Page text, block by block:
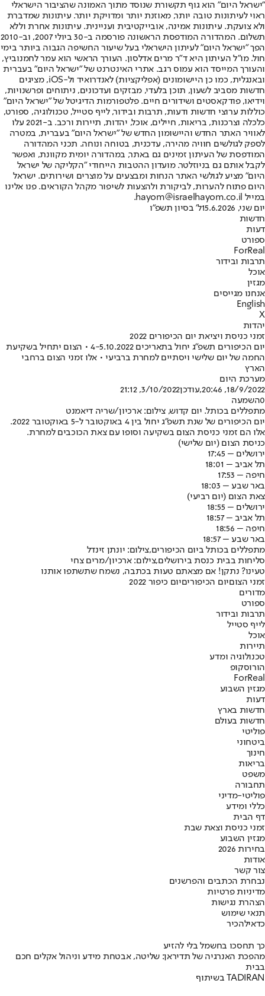
"ישראל היום" הוא גוף תקשורת שנוסד מתוך האמונה שהציבור הישראלי
ראוי לעיתונות טובה יותר, מאוזנת יותר ומדויקת יותר. עיתונות שמדברת
ולא צועקת. עיתונות אמינה, אובייקטיבית ועניינית. עיתונות אחרת וללא
תשלום. המהדורה המודפסת הראשונה פורסמה ב-30 ביולי 2007, וב-2010
הפך "ישראל היום" לעיתון הישראלי בעל שיעור החשיפה הגבוה ביותר בימי
חול. מו"ל העיתון היא ד"ר מרים אדלסון. העורך הראשי הוא עמר לחמנוביץ,
והעורך המייסד הוא עמוס רגב. אתרי האינטרנט של "ישראל היום" בעברית
ובאנגלית, כמו כן היישומונים (אפליקציות) לאנדרואיד ול-iOS, מציגים
חדשות מסביב לשעון, תוכן בלעדי, מבזקים ועדכונים, ניתוחים ופרשנויות,
וידיאו, פודקאסטים ושידורים חיים. פלטפורמות הדיגיטל של "ישראל היום"
כוללות ערוצי חדשות ודעות, תרבות ובידור, לייף סטייל, טכנולוגיה, ספורט,
כלכלה וצרכנות, בריאות, חיילים, אוכל, יהדות, תיירות ורכב. ב-2021 עלו
לאוויר האתר החדש והיישומון החדש של "ישראל היום" בעברית, במטרה
לספק לגולשים חוויה מהירה, עדכנית, בטוחה ונוחה. תכני המהדורה
המודפסת של העיתון זמינים גם באתר, במהדורה יומית מקוונת, ואפשר
לקבל אותם גם בניוזלטר. מועדון ההטבות הייחודי "הקליקה של ישראל
היום" מציע לגולשי האתר הנחות ומבצעים על מוצרים ושירותים. ישראל
היום פתוח להערות, לביקורת ולהצעות לשיפור מקהל הקוראים. פנו אלינו
במייל hayom@israelhayom.co.il.
יום שני, 15.6.2026
ל' בסיון תשפ"ו
חדשות
דעות
ספורט
ForReal
תרבות ובידור
אוכל
מגזין
אנחנו מגייסים
English
X
יהדות
זמני כניסת ויציאת יום הכיפורים 2022
יום הכיפורים תשפ"ג יחול בתאריכים 4-5.10.2022 • הצום יתחיל בשקיעת
החמה של יום שלישי ויסתיים למחרת ברביעי • אלו זמני הצום ברחבי
הארץ
מערכת היום
18/9/2022, 20:46
,עודכן3/10/2022, 21:12
0השמעה
מתפללים בכותל. יום קדוש, צילום: ארכיון/שריה דיאמנט
יום הכיפורים של שנת תשפ"ג יחול בין 4 באוקטובר ל-5 באוקטובר 2022.
אלו הם זמני כניסת הצום בשקיעה וסופו עם צאת הכוכבים למחרת.
כניסת הצום (יום שלישי)
ירושלים – 17:45
תל אביב – 18:01
חיפה – 17:53
באר שבע – 18:03
צאת הצום (יום רביעי)
ירושלים – 18:55
תל אביב – 18:57
חיפה – 18:56
באר שבע – 18:57
מתפללים בכותל ביום הכיפורים,צילום: יונתן זינדל
סליחות בבית כנסת בירושלים,צילום: ארכיון/מרים צחי
טעינו? נתקן! אם מצאתם טעות בכתבה, נשמח שתשתפו אותנו
זמני הצוםיום הכיפוריםיום כיפור 2022
מדורים
ספורט
תרבות ובידור
לייף סטייל
אוכל
תיירות
טכנולוגיה ומדע
הורוסקופ
ForReal
מגזין השבוע
דעות
חדשות בארץ
חדשות בעולם
פוליטי
ביטחוני
חינוך
בריאות
משפט
תחבורה
פוליטי-מדיני
כללי ומידע
דף הבית
זמני כניסת וצאת שבת
מגזין השבוע
בחירות 2026
אודות
צור קשר
נבחרת הכתבים והפרשנים
מדיניות פרטיות
הצהרת נגישות
תנאי שימוש
כדאילהכיר
כך תחסכו בחשמל בלי להזיע
מהפכת האנרגיה של תדיראן: שליטה, אבטחת מידע וניהול אקלים חכם
בבית
בשיתוף TADIRAN